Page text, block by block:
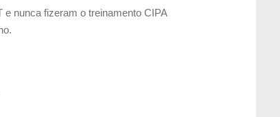
e nunca fizeram o treinamento CIPA